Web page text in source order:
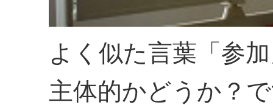
よく似た言葉「参
主体的かどうか？